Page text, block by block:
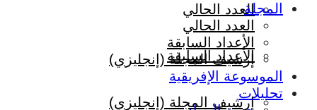
العدد الحالي
الأعداد السابقة
إرشيف المجلة (إنجليزي)
المجلة
العدد الحالي
الأعداد السابقة
إرشيف المجلة (إنجليزي)
الموسوعة الإفريقية
تحليلات